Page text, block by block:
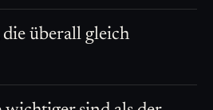
überall gleich